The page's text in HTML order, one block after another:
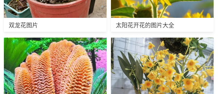
双龙花图片 太阳花开花的图片大全